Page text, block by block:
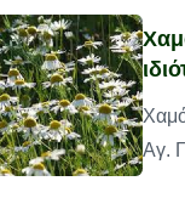
Αγ.